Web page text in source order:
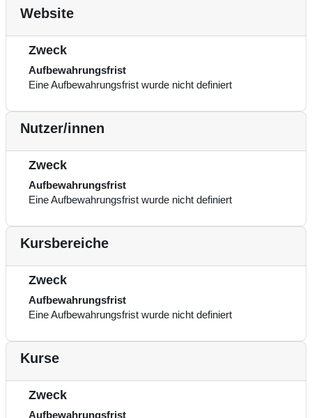
Website
Zweck
Aufbewahrungsfrist
Eine Aufbewahrungsfrist wurde nicht definiert
Nutzer/innen
Zweck
Aufbewahrungsfrist
Eine Aufbewahrungsfrist wurde nicht definiert
Kursbereiche
Zweck
Aufbewahrungsfrist
Eine Aufbewahrungsfrist wurde nicht definiert
Kurse
Zweck
Aufbewahrungsfrist